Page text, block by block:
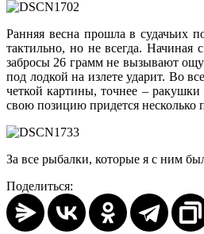
Ранняя весна прошла в судачьих
тактильно, но не всегда.
забросы 26 грамм не вызывают
под лодкой на излете ударит. Во
четкой картины, точнее –
свою позицию придется несколько
За все рыбалки, которые я с ним
Поделиться: